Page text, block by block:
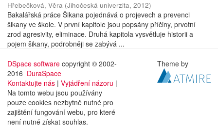
Hřebečková, Věra (Jihočeská univerzita, 2012)
Bakalářská práce Šikana pojednává o projevech a prevenci
šikany ve škole. V první kapitole jsou popsány příčiny, prvotní
zrod agresivity, eliminace. Druhá kapitola vysvětluje historii a
pojem šikany, podrobněji se zabývá ...
DSpace software copyright © 2002-
2016 DuraSpace
Kontaktujte nás | Vyjádření názoru |
Na tomto webu jsou používány
pouze cookies nezbytně nutné pro
zajištění fungování webu, pro které
není nutné získat souhlas.
Theme by